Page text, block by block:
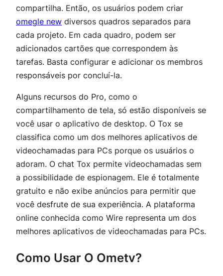
compartilha. Então, os usuários podem criar
omegle new diversos quadros separados para
cada projeto. Em cada quadro, podem ser
adicionados cartões que correspondem às
tarefas. Basta configurar e adicionar os membros
responsáveis por concluí-la.
Alguns recursos do Pro, como o
compartilhamento de tela, só estão disponíveis se
você usar o aplicativo de desktop. O Tox se
classifica como um dos melhores aplicativos de
videochamadas para PCs porque os usuários o
adoram. O chat Tox permite videochamadas sem
a possibilidade de espionagem. Ele é totalmente
gratuito e não exibe anúncios para permitir que
você desfrute de sua experiência. A plataforma
online conhecida como Wire representa um dos
melhores aplicativos de videochamadas para PCs.
Como Usar O Ometv?